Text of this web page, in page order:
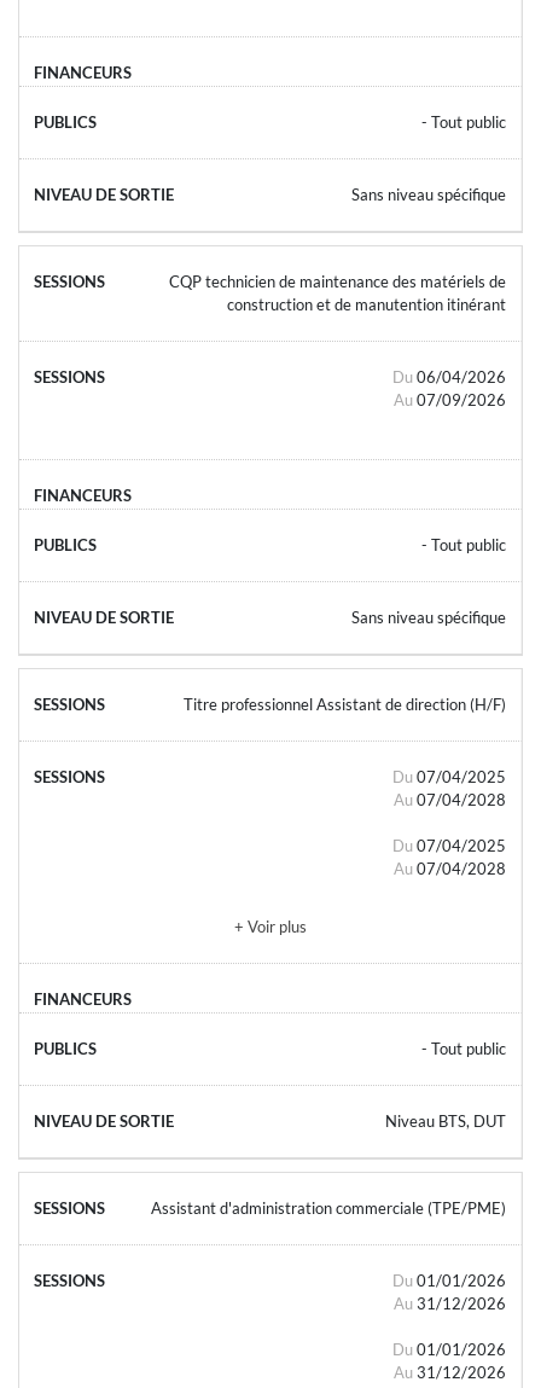
- Tout public
Sans niveau spécifique
CQP technicien de maintenance des matériels de
construction et de manutention itinérant
Du 06/04/2026
Au 07/09/2026
- Tout public
Sans niveau spécifique
Titre professionnel Assistant de direction (H/F)
Du 07/04/2025
Au 07/04/2028
Du 07/04/2025
Au 07/04/2028
+ Voir plus
- Tout public
Niveau BTS, DUT
Assistant d'administration commerciale (TPE/PME)
Du 01/01/2026
Au 31/12/2026
Du 01/01/2026
Au 31/12/2026